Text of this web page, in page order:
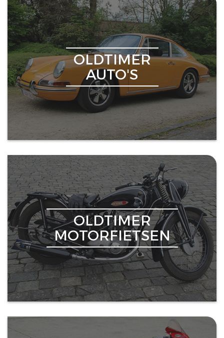
OLDTIMER
AUTO'S
OLDTIMER
MOTORFIETSEN